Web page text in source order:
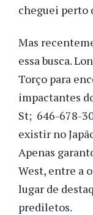
cheguei perto
Mas
essa busca.
Torço para
impactantes
St; 646-678-
existir no
Apenas
West, entre a
lugar de
prediletos.